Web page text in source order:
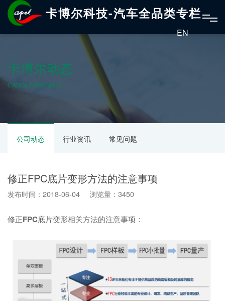
卡博尔科技-汽车全品类专栏
EN
卡博尔动态
CABOL DYNAMICS
公司动态 行业资讯 常见问题
修正FPC底片变形方法的注意事项
发布时间：2018-06-04 浏览量：3450
修正FPC底片变形相关方法的注意事项：